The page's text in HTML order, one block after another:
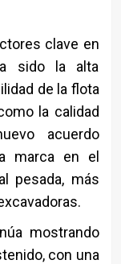
clave en
sido la alta
de la flota
la calidad
acuerdo
marca en el
pesada, más
mostrando
con una